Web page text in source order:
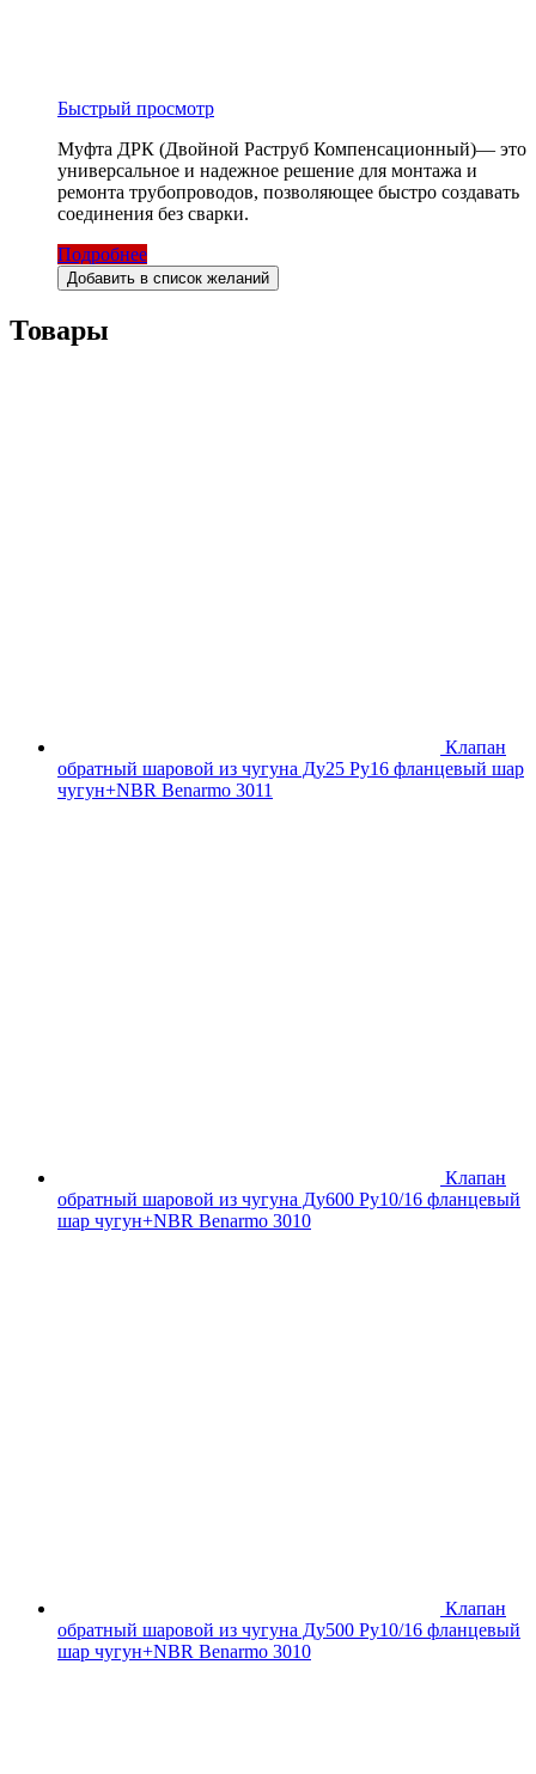
Быстрый просмотр
Муфта ДРК (Двойной Раструб Компенсационный)— это
универсальное и надежное решение для монтажа и
ремонта трубопроводов, позволяющее быстро создавать
соединения без сварки.
Подробнее
Добавить в список желаний
Товары
Клапан
обратный шаровой из чугуна Ду25 Ру16 фланцевый шар
чугун+NBR Benarmo 3011
Клапан
обратный шаровой из чугуна Ду600 Ру10/16 фланцевый
шар чугун+NBR Benarmo 3010
Клапан
обратный шаровой из чугуна Ду500 Ру10/16 фланцевый
шар чугун+NBR Benarmo 3010